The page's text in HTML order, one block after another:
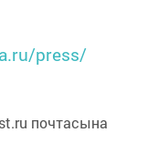
press/
почтасына